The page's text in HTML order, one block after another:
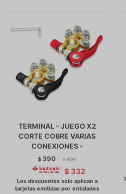
TERMINAL - JUEGO X2
CORTE COBRE VARIAS
CONEXIONES -
$ 390 $ 400
$ 332